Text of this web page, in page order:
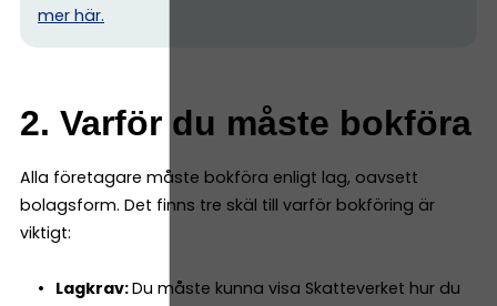
mer här.
2. Varför du måste bokföra
Alla företagare måste bokföra enligt lag, oavsett
bolagsform. Det finns tre skäl till varför bokföring är
viktigt:
Lagkrav:Du måste kunna visa Skatteverket hur du